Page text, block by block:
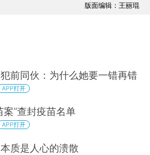
版面编辑：王丽琨
前同伙：为什么她要一错再错
APP打开
案”查封疫苗名单
APP打开
质是人心的溃散